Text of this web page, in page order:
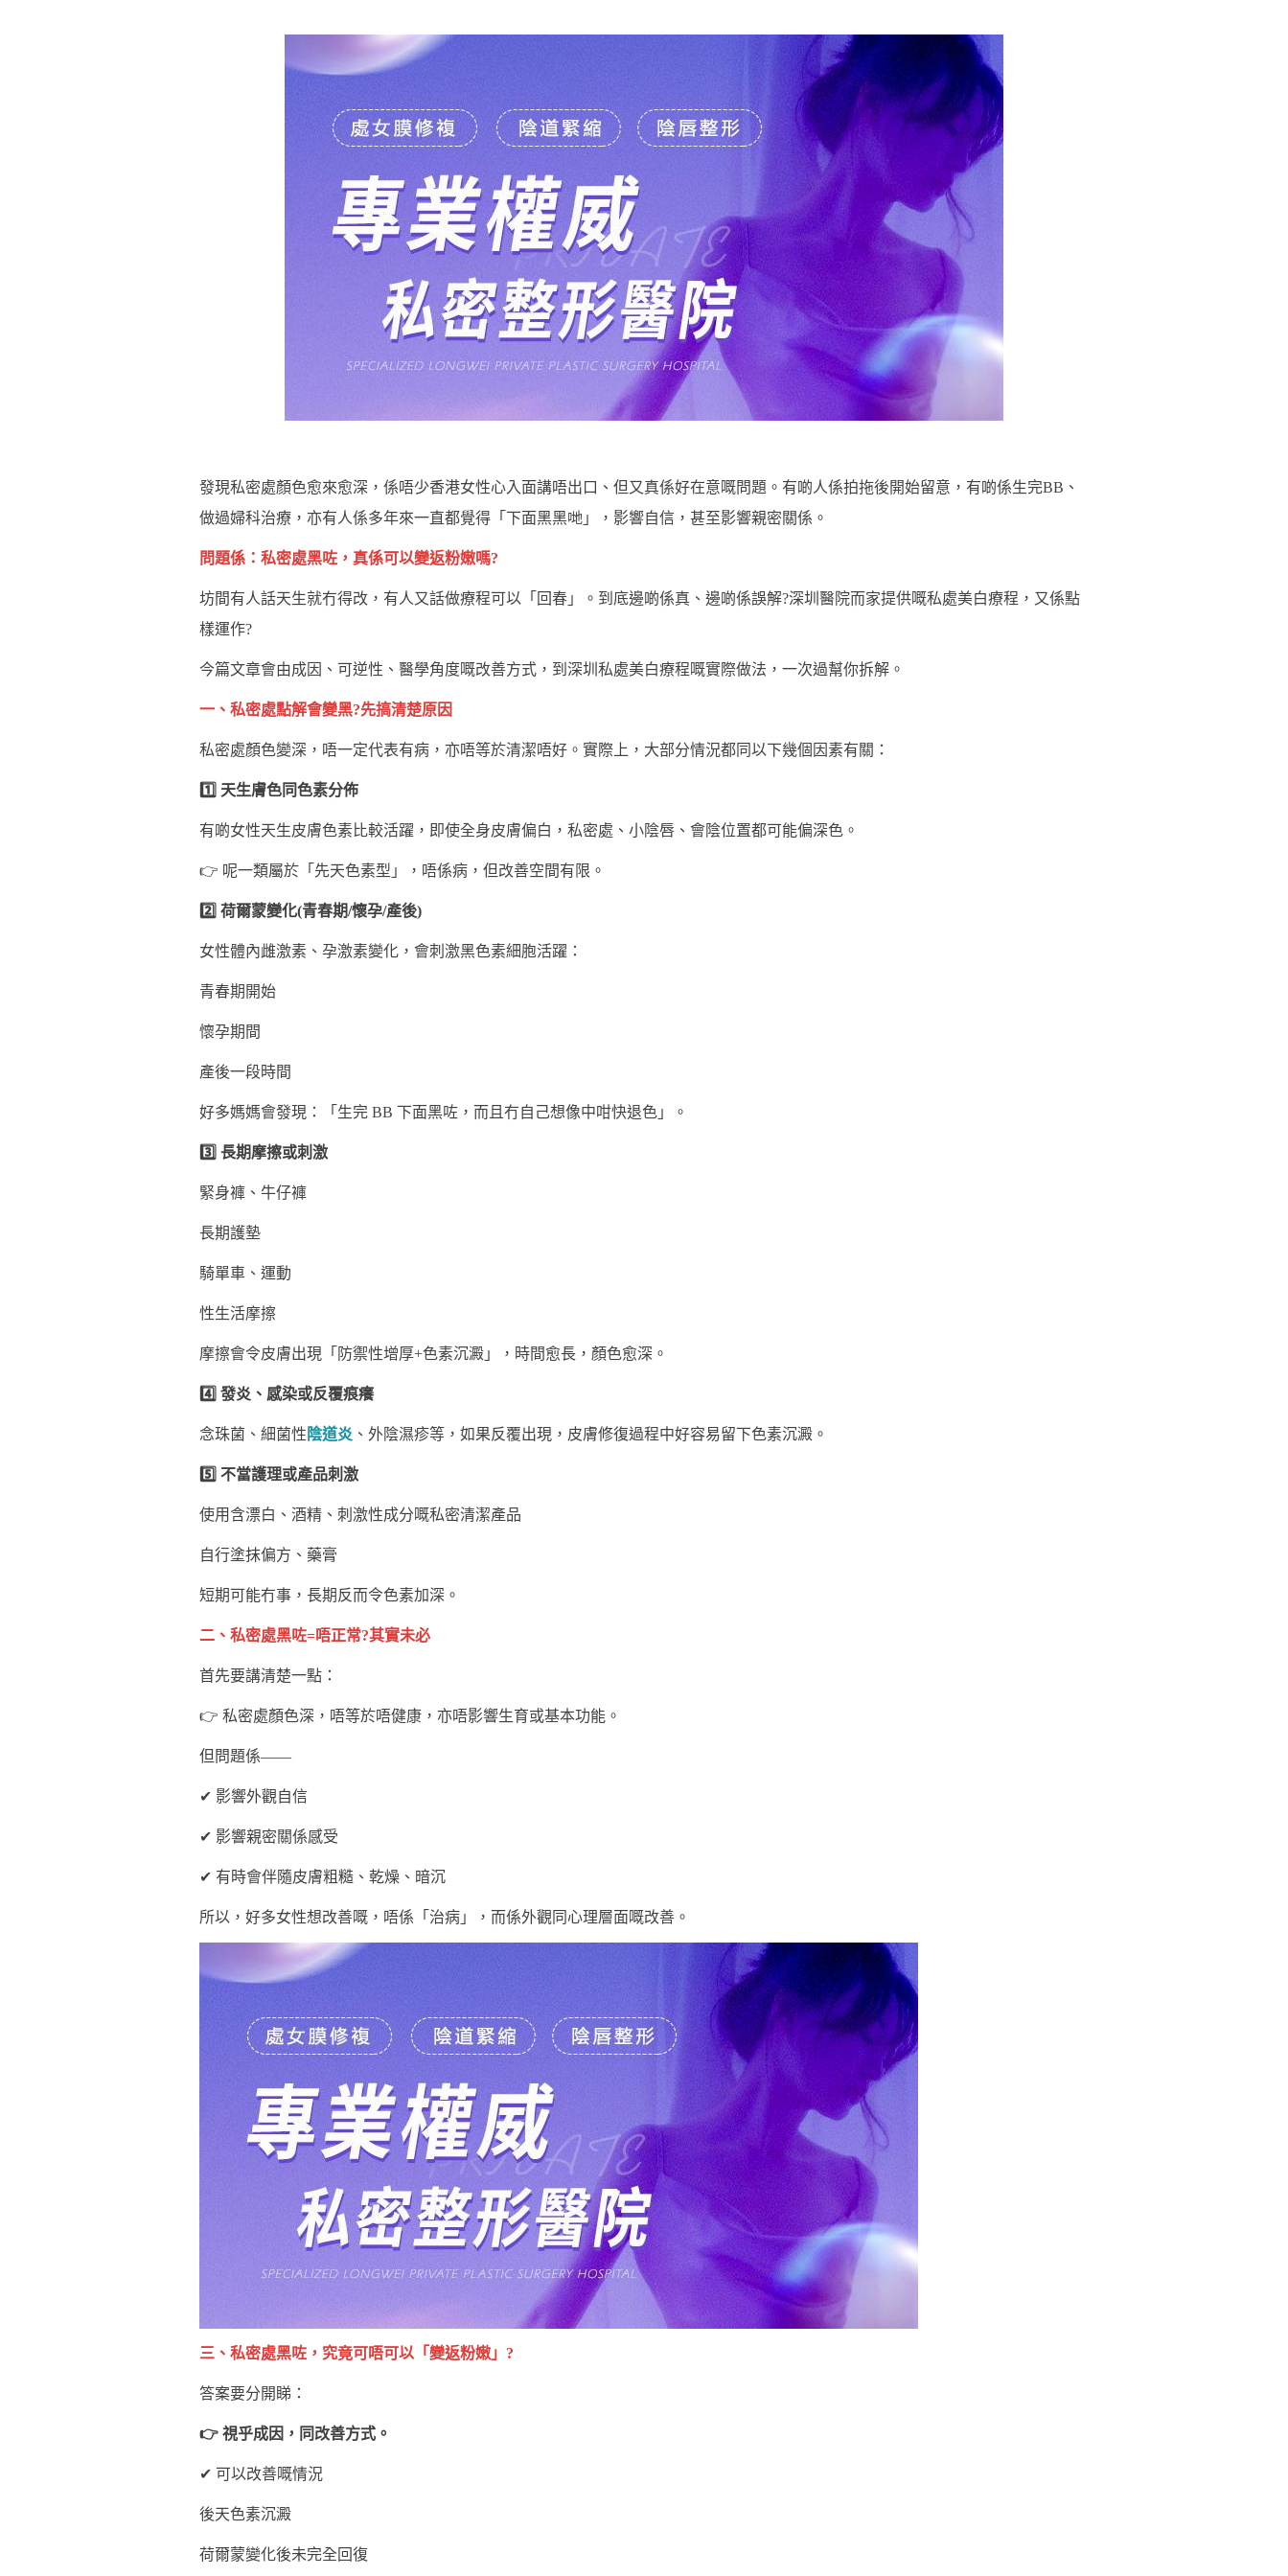
發現私密處顏色愈來愈深，係唔少香港女性心入面講唔出口、但又真係好在意嘅問題。有啲人係拍拖後開始留意，有啲係生完BB、
做過婦科治療，亦有人係多年來一直都覺得「下面黑黑哋」，影響自信，甚至影響親密關係。
問題係：私密處黑咗，真係可以變返粉嫩嗎?
坊間有人話天生就冇得改，有人又話做療程可以「回春」。到底邊啲係真、邊啲係誤解?深圳醫院而家提供嘅私處美白療程，又係點
樣運作?
今篇文章會由成因、可逆性、醫學角度嘅改善方式，到深圳私處美白療程嘅實際做法，一次過幫你拆解。
一、私密處點解會變黑?先搞清楚原因
私密處顏色變深，唔一定代表有病，亦唔等於清潔唔好。實際上，大部分情況都同以下幾個因素有關：
1️⃣ 天生膚色同色素分佈
有啲女性天生皮膚色素比較活躍，即使全身皮膚偏白，私密處、小陰唇、會陰位置都可能偏深色。
👉 呢一類屬於「先天色素型」，唔係病，但改善空間有限。
2️⃣ 荷爾蒙變化(青春期/懷孕/產後)
女性體內雌激素、孕激素變化，會刺激黑色素細胞活躍：
青春期開始
懷孕期間
產後一段時間
好多媽媽會發現：「生完 BB 下面黑咗，而且冇自己想像中咁快退色」。
3️⃣ 長期摩擦或刺激
緊身褲、牛仔褲
長期護墊
騎單車、運動
性生活摩擦
摩擦會令皮膚出現「防禦性增厚+色素沉澱」，時間愈長，顏色愈深。
4️⃣ 發炎、感染或反覆痕癢
念珠菌、細菌性 陰道炎 、外陰濕疹等，如果反覆出現，皮膚修復過程中好容易留下色素沉澱。
5️⃣ 不當護理或產品刺激
使用含漂白、酒精、刺激性成分嘅私密清潔產品
自行塗抹偏方、藥膏
短期可能冇事，長期反而令色素加深。
二、私密處黑咗=唔正常?其實未必
首先要講清楚一點：
👉 私密處顏色深，唔等於唔健康，亦唔影響生育或基本功能。
但問題係——
✔ 影響外觀自信
✔ 影響親密關係感受
✔ 有時會伴隨皮膚粗糙、乾燥、暗沉
所以，好多女性想改善嘅，唔係「治病」，而係外觀同心理層面嘅改善。
三、私密處黑咗，究竟可唔可以「變返粉嫩」?
答案要分開睇：
👉 視乎成因，同改善方式。
✔ 可以改善嘅情況
後天色素沉澱
荷爾蒙變化後未完全回復